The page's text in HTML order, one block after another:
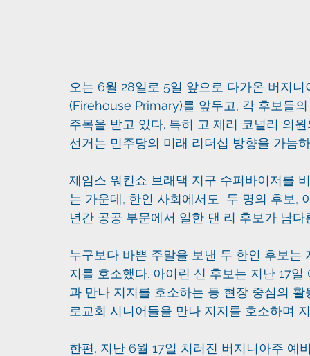
오는 6월 28일로 5일 앞으로 다가온 버지
(Firehouse Primary)를 앞두고, 각 후보들
주목을 받고 있다. 특히 고 제리 코널리 의
선거는 민주당의 미래 리더십 방향을 가늠
제임스 워킨쇼 브래댁 지구 수퍼바이저를
는 가운데, 한인 사회에서도  두 명의 후보,
년간 공공 부문에서 일한 댄 리 후보가 남
누구보다 바쁜 주말을 보낸 두 한인 후보
지를 호소했다. 아이린 신 후보는 지난 17
과 만나 지지를 호소하는 등 현장 중심의
로교회 시니어들을 만나 지지를 호소하며
한편, 지난 6월 17일 치러진 버지니아주